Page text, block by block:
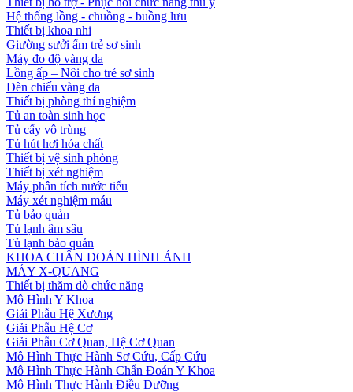
Hệ thống lồng - chuồng - buồng lưu
Thiết bị khoa nhi
Giường sưởi ấm trẻ sơ sinh
Máy đo độ vàng da
Lồng ấp – Nôi cho trẻ sơ sinh
Đèn chiếu vàng da
Thiết bị phòng thí nghiệm
Tủ an toàn sinh học
Tủ cấy vô trùng
Tủ hút hơi hóa chất
Thiết bị vệ sinh phòng
Thiết bị xét nghiệm
Máy phân tích nước tiểu
Máy xét nghiệm máu
Tủ bảo quản
Tủ lạnh âm sâu
Tủ lạnh bảo quản
KHOA CHẨN ĐOÁN HÌNH ẢNH
MÁY X-QUANG
Thiết bị thăm dò chức năng
Mô Hình Y Khoa
Giải Phẫu Hệ Xương
Giải Phẫu Hệ Cơ
Giải Phẫu Cơ Quan, Hệ Cơ Quan
Mô Hình Thực Hành Sơ Cứu, Cấp Cứu
Mô Hình Thực Hành Chẩn Đoán Y Khoa
Mô Hình Thực Hành Điều Dưỡng